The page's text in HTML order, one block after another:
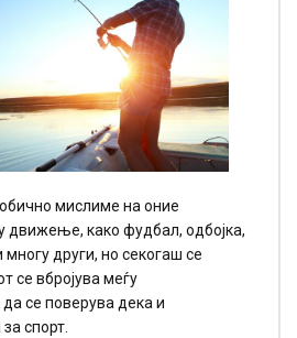
мислиме на оние
движење, како фудбал, одбојка,
други, но секогаш се
се вбројува меѓу
се поверува дека и
спорт.